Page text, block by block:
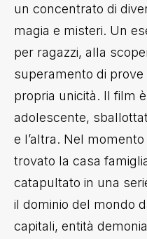
un concentrato di
magia e misteri. Un
per ragazzi, alla
superamento di prove
propria unicità. Il film
adolescente,
e l’altra. Nel
trovato la casa
catapultato in una
il dominio del mondo
capitali, entità